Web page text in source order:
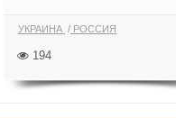
УКРАИНА РОССИЯ
194